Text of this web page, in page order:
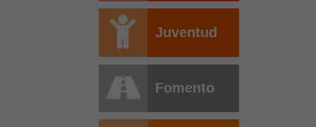
Juventud
Fomento